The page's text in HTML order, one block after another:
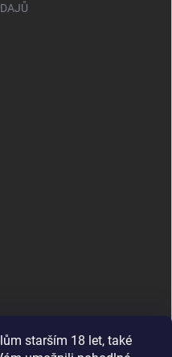
starším 18 let, také